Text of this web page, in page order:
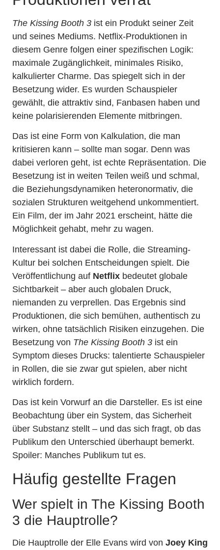
The Kissing Booth 3 ist ein Produkt seiner Zeit
und seines Mediums. Netflix-Produktionen in
diesem Genre folgen einer spezifischen Logik:
maximale Zugänglichkeit, minimales Risiko,
kalkulierter Charme. Das spiegelt sich in der
Besetzung wider. Es wurden Schauspieler
gewählt, die attraktiv sind, Fanbasen haben und
keine polarisierenden Elemente mitbringen.
Das ist eine Form von Kalkulation, die man
kritisieren kann – sollte man sogar. Denn was
dabei verloren geht, ist echte Repräsentation. Die
Besetzung ist in weiten Teilen weiß und schmal,
die Beziehungsdynamiken heteronormativ, die
sozialen Strukturen weitgehend unkommentiert.
Ein Film, der im Jahr 2021 erscheint, hätte die
Möglichkeit gehabt, mehr zu wagen.
Interessant ist dabei die Rolle, die Streaming-
Kultur bei solchen Entscheidungen spielt. Die
Veröffentlichung auf Netflix bedeutet globale
Sichtbarkeit – aber auch globalen Druck,
niemanden zu verprellen. Das Ergebnis sind
Produktionen, die sich bemühen, authentisch zu
wirken, ohne tatsächlich Risiken einzugehen. Die
Besetzung von The Kissing Booth 3 ist ein
Symptom dieses Drucks: talentierte Schauspieler
in Rollen, die sie zwar gut spielen, aber nicht
wirklich fordern.
Das ist kein Vorwurf an die Darsteller. Es ist eine
Beobachtung über ein System, das Sicherheit
über Substanz stellt – und das sich fragt, ob das
Publikum den Unterschied überhaupt bemerkt.
Spoiler: Manches Publikum tut es.
Häufig gestellte Fragen
Wer spielt in The Kissing Booth
3 die Hauptrolle?
Die Hauptrolle der Elle Evans wird von Joey King